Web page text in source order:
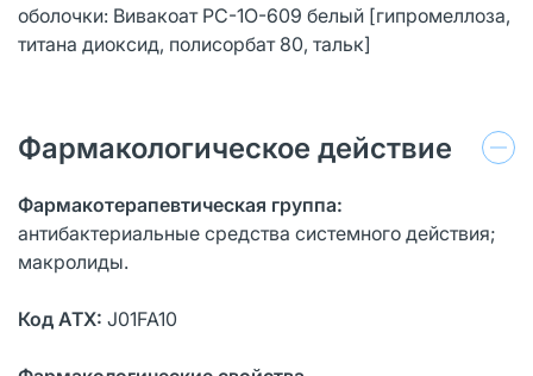
оболочки: Вивакоат PC-1O-609 белый [гипромеллоза,
титана диоксид, полисорбат 80, тальк]
Фармакологическое действие
Фармакотерапевтическая группа:
антибактериальные средства системного действия;
макролиды.
Код АТХ: J01FA10